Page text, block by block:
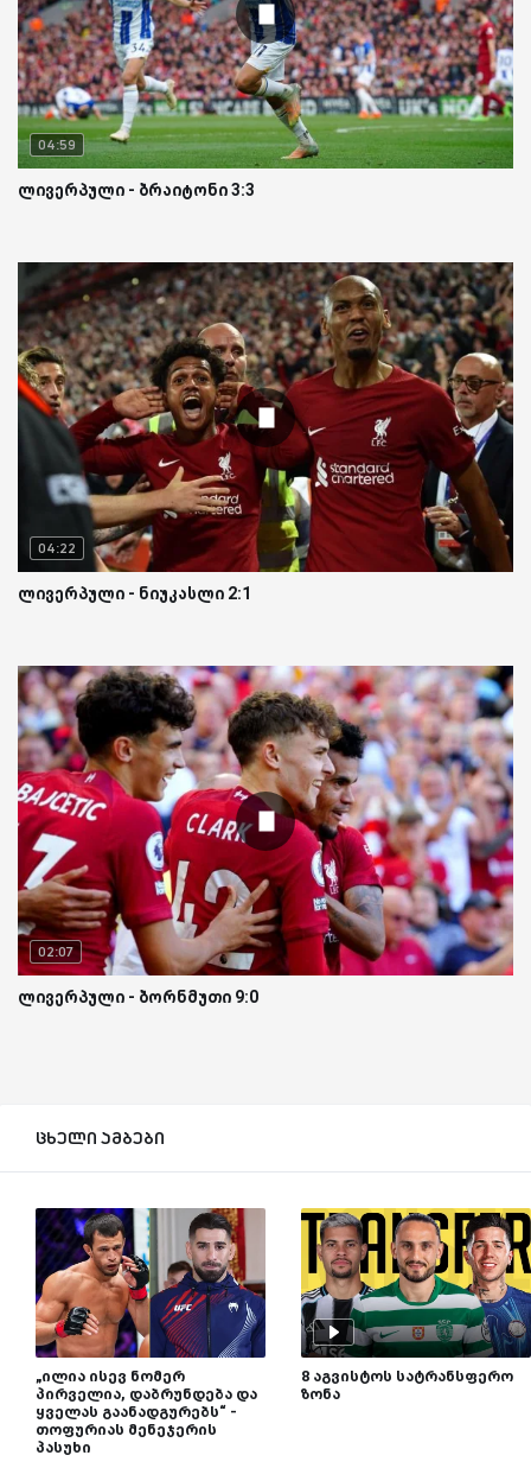
04:59
ლივერპული - ბრაიტონი 3:3
04:22
ლივერპული - ნიუკასლი 2:1
02:07
ლივერპული - ბორნმუთი 9:0
ცხელი ამბები
„ილია ისევ ნომერ
პირველია, დაბრუნდება და
ყველას გაანადგურებს“ -
თოფურიას მენეჯერის
პასუხი
8 აგვისტოს სატრანსფერო
ზონა